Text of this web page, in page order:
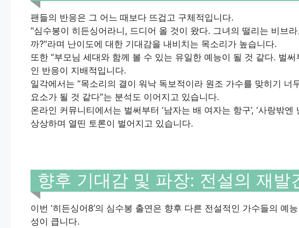
팬들의 반응은 그 어느 때보다 뜨겁고 구체적입니다.
“심수봉이 히든싱어라니, 드디어 올 것이 왔다. 그녀의 떨리는 비브
까?”라며 난이도에 대한 기대감을 내비치는 목소리가 높습니다.
또한 “부모님 세대와 함께 볼 수 있는 유일한 예능이 될 것 같다. 벌
인 반응이 지배적입니다.
일각에서는 “목소리의 결이 워낙 독보적이라 원조 가수를 맞히기 너
요소가 될 것 같다”는 분석도 이어지고 있습니다.
온라인 커뮤니티에서는 벌써부터 ‘남자는 배 여자는 항구’, ‘사랑밖
상상하며 열띤 토론이 벌어지고 있습니다.
향후 기대감 및 파장: 전설의 재발
이번 ‘히든싱어8’의 심수봉 출연은 향후 다른 전설적인 가수들의 예
성이 큽니다.